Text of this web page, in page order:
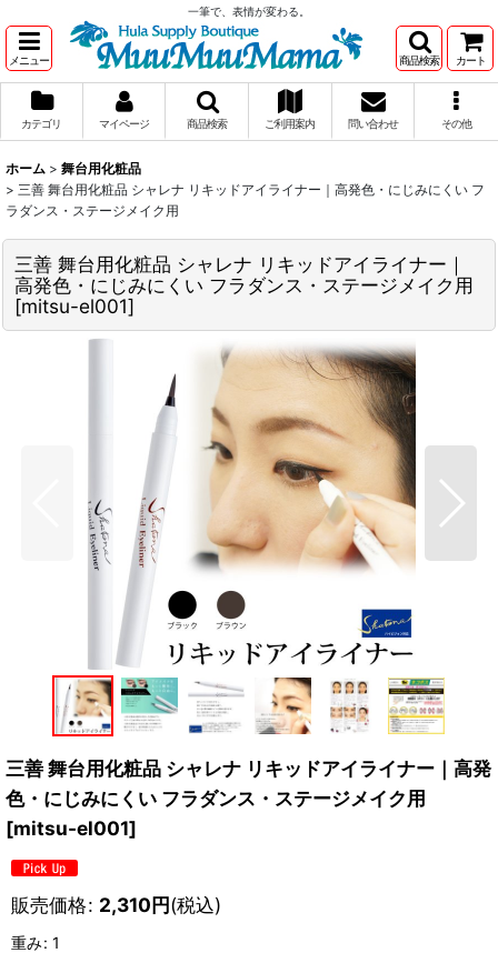
一筆で、表情が変わる。
メニュー 商品検索 カート
カテゴリ マイページ 商品検索 ご利用案内 問い合わせ その他
ホーム > 舞台用化粧品
> 三善 舞台用化粧品 シャレナ リキッドアイライナー｜高発色・にじみにくい フ
ラダンス・ステージメイク用
三善 舞台用化粧品 シャレナ リキッドアイライナー｜
高発色・にじみにくい フラダンス・ステージメイク用
[mitsu-el001]
三善 舞台用化粧品 シャレナ リキッドアイライナー｜高発
色・にじみにくい フラダンス・ステージメイク用
[mitsu-el001]
販売価格: 2,310円(税込)
重み: 1